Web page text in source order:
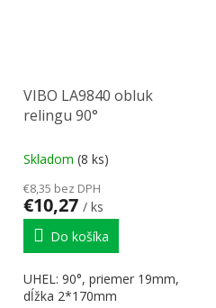
VIBO LA9840 obluk
relingu 90°
Skladom (8 ks)
€8,35 bez DPH
€10,27 / ks
Do košíka
UHEL: 90°, priemer 19mm,
dĺžka 2*170mm